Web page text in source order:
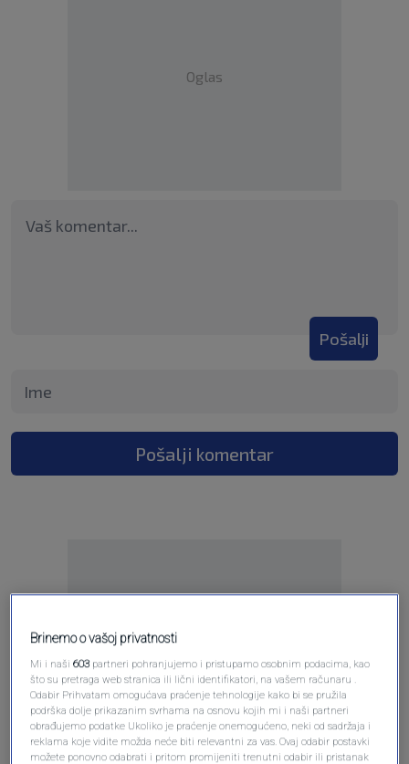
Oglas
Pošalji
Pošalji komentar
Brinemo o vašoj privatnosti
Mi i naši603 partneri pohranjujemo i pristupamo osobnim podacima, kao
što su pretraga web stranica ili lični identifikatori, na vašem računaru .
Odabir Prihvatam omogućava praćenje tehnologije kako bi se pružila
podrška dolje prikazanim svrhama na osnovu kojih mi i naši partneri
obrađujemo podatke Ukoliko je praćenje onemogućeno, neki od sadržaja i
reklama koje vidite možda neće biti relevantni za vas. Ovaj odabir postavki
možete ponovno odabrati i pritom promijeniti trenutni odabir ili pristanak